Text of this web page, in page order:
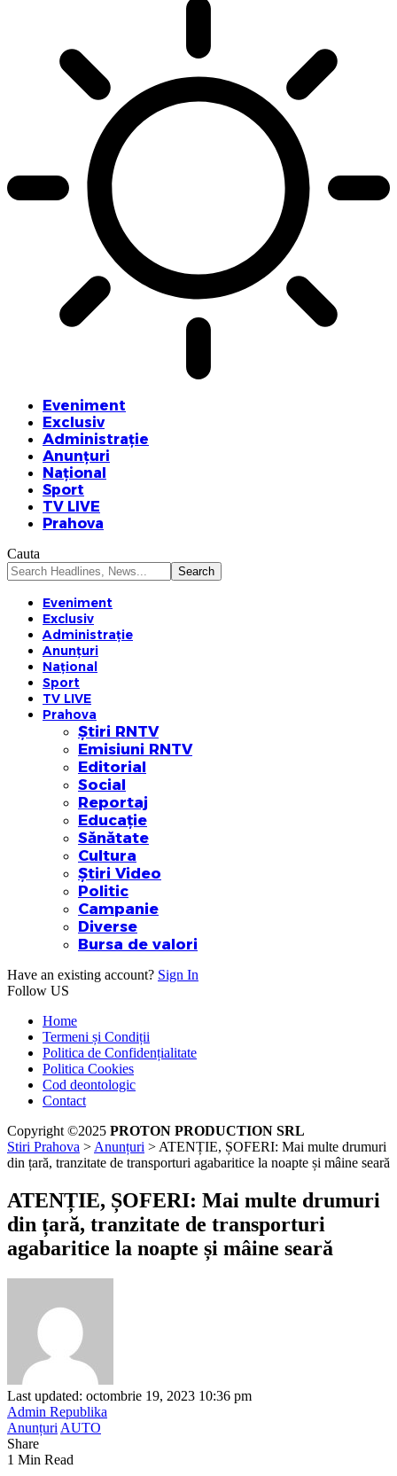
Eveniment
Exclusiv
Administrație
Anunțuri
Național
Sport
TV LIVE
Prahova
Cauta
Eveniment
Exclusiv
Administrație
Anunțuri
Național
Sport
TV LIVE
Prahova
Știri RNTV
Emisiuni RNTV
Editorial
Social
Reportaj
Educație
Sănătate
Cultura
Știri Video
Politic
Campanie
Diverse
Bursa de valori
Have an existing account? Sign In
Follow US
Home
Termeni și Condiții
Politica de Confidențialitate
Politica Cookies
Cod deontologic
Contact
Copyright ©2025 PROTON PRODUCTION SRL
Stiri Prahova > Anunțuri > ATENȚIE, ȘOFERI: Mai multe drumuri
din țară, tranzitate de transporturi agabaritice la noapte și mâine seară
ATENȚIE, ȘOFERI: Mai multe drumuri
din țară, tranzitate de transporturi
agabaritice la noapte și mâine seară
Last updated: octombrie 19, 2023 10:36 pm
Admin Republika
Anunțuri AUTO
Share
1 Min Read